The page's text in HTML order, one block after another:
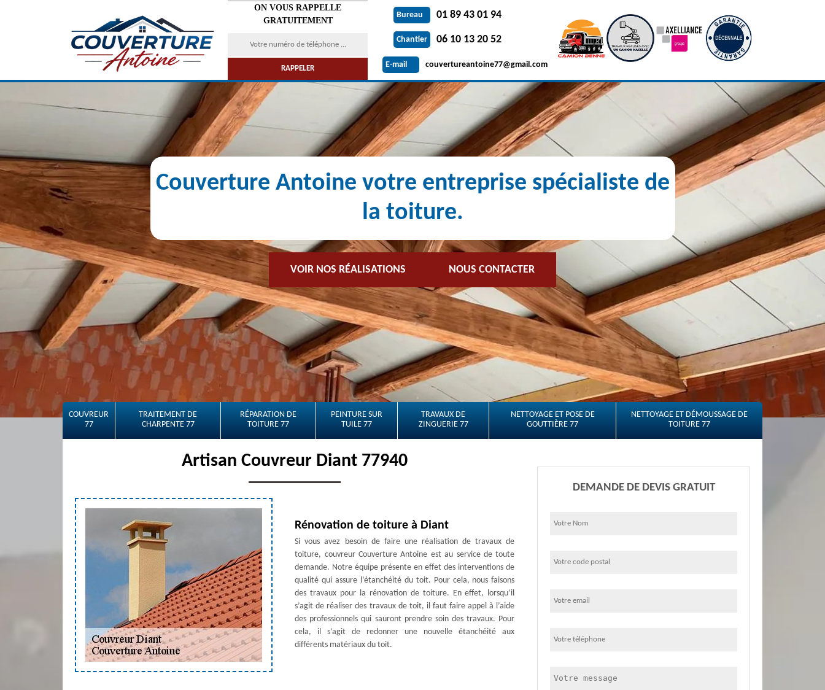
ON VOUS RAPPELLE
GRATUITEMENT
Bureau 01 89 43 01 94
Chantier 06 10 13 20 52
E-mail couvertureantoine77@gmail.com
Couverture Antoine votre entreprise spécialiste de
la toiture.
VOIR NOS RÉALISATIONS NOUS CONTACTER
COUVREUR
77
TRAITEMENT DE
CHARPENTE 77
RÉPARATION DE
TOITURE 77
PEINTURE SUR
TUILE 77
TRAVAUX DE
ZINGUERIE 77
NETTOYAGE ET POSE DE
GOUTTIÈRE 77
NETTOYAGE ET DÉMOUSSAGE DE
TOITURE 77
Artisan Couvreur Diant 77940
Rénovation de toiture à Diant
Si vous avez besoin de faire une réalisation de travaux de
toiture, couvreur Couverture Antoine est au service de toute
demande. Notre équipe présente en effet des interventions de
qualité qui assure l’étanchéité du toit. Pour cela, nous faisons
des travaux pour la rénovation de toiture. En effet, lorsqu’il
s’agit de réaliser des travaux de toit, il faut faire appel à l’aide
des professionnels qui sauront prendre soin des travaux. Pour
cela, il s’agit de redonner une nouvelle étanchéité aux
différents matériaux du toit.
DEMANDE DE DEVIS GRATUIT